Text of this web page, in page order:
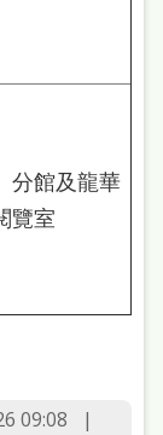
分館及龍華
覽室
09:08